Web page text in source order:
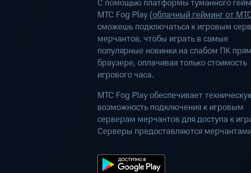
С помощью платформы туманного
МТС Fog Play (облачный гейминг от
сможешь подключаться к игровым
мерчантов, чтобы играть в самые
популярные новинки на слабом ПК
браузере, оплачивая только стоимость
игрового часа.
МТС Fog Play обеспечивает
возможность подключения к игровым
серверам мерчантов для доступа к
Серверы предоставляются